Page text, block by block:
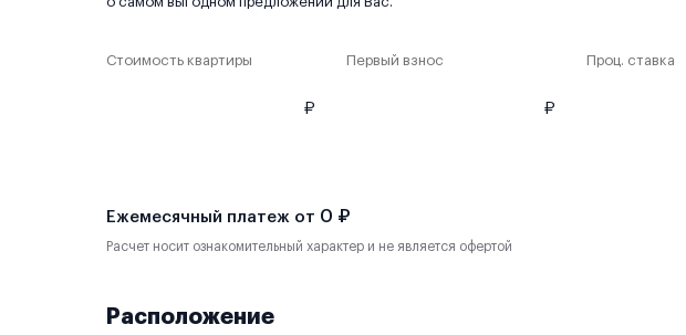
Стоимость квартиры
₽
Первый взнос
₽
Проц. ставка
Ежемесячный платеж от 0 ₽
Расчет носит ознакомительный характер и не является офертой
Расположение